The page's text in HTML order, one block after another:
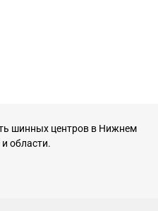
шинных центров в Нижнем
области.